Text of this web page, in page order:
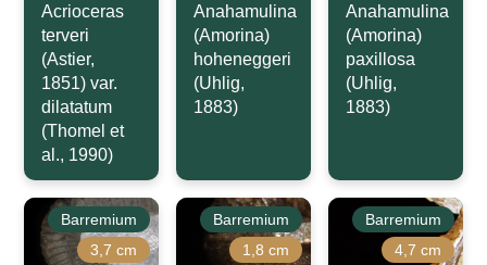
Acrioceras
terveri
(Astier,
1851) var.
dilatatum
(Thomel et
al., 1990)
Anahamulina
(Amorina)
hoheneggeri
(Uhlig,
1883)
Anahamulina
(Amorina)
paxillosa
(Uhlig,
1883)
Barremium
3,7 cm
Barremium
1,8 cm
Barremium
4,7 cm